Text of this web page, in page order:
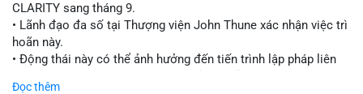
CLARITY sang tháng 9.
• Lãnh đạo đa số tại Thượng viện John Thune xác nhận việc trì
hoãn này.
• Động thái này có thể ảnh hưởng đến tiến trình lập pháp liên
Đọc thêm